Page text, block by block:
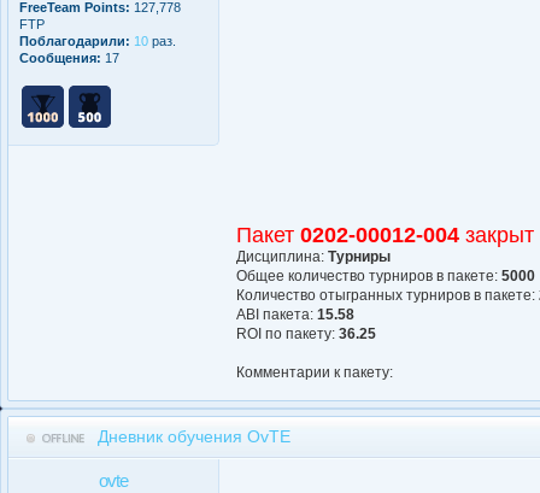
FreeTeam Points: 127,778
FTP
Поблагодарили: 10 раз.
Сообщения: 17
Пакет 0202-00012-004
Дисциплина: Турниры
Общее количество турниров в пакете: 5000
Количество отыгранных турниров в пакете:
АBI пакета: 15.58
ROI по пакету: 36.25
Комментарии к пакету:
Дневник обучения OvTE
ovte